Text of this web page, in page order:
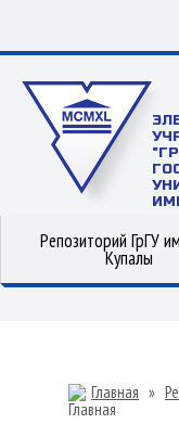
Репозиторий ГрГУ
Купалы
Главная »